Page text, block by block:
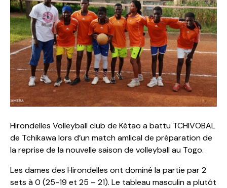
Hirondelles Volleyball club de Kétao a battu TCHIVOBAL
de Tchikawa lors d’un match amlical de préparation de
la reprise de la nouvelle saison de volleyball au Togo.
Les dames des Hirondelles ont dominé la partie par 2
sets à 0 (25-19 et 25 – 21). Le tableau masculin a plutôt